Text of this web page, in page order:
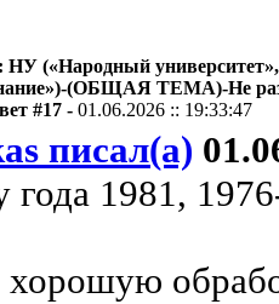
НУ («Народный университет»,
(ОБЩАЯ ТЕМА)-Не
#17 -01.06.2026 :: 19:33:47
писал(а)
года 1981,
хорошую